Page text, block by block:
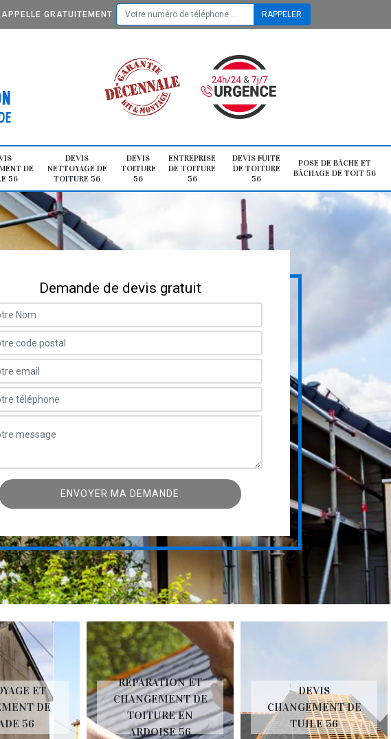
GRATUITEMENT
DE
56
DEVIS
NETTOYAGE DE
TOITURE 56
DEVIS
TOITURE
56
ENTREPRISE
DE TOITURE
56
DEVIS FUITE
DE TOITURE
56
POSE DE BÂCHE ET
BÂCHAGE DE TOIT 56
Demande de devis gratuit
ET
DE
56
RÉPARATION ET
CHANGEMENT DE
TOITURE EN
ARDOISE 56
DEVIS
CHANGEMENT DE
TUILE 56